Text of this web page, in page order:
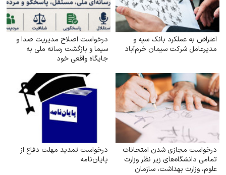
اعتراض به عملکرد بانک سپه و
مدیرعامل شرکت سیمان خرم‌آباد
درخواست اصلاح مدیریت صدا و
سیما و بازگشت رسانه ملی به
جایگاه واقعی خود
درخواست مجازی شدن امتحانات
تمامی دانشگاه‌های زیر نظر وزارت
علوم‌، وزارت بهداشت، سازمان
درخواست تمدید مهلت دفاع از
پایان‌نامه